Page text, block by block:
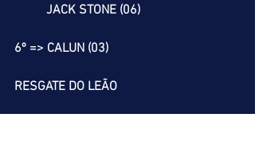
          JACK STONE (06)
6º => CALUN (03)
RESGATE DO LEÃO